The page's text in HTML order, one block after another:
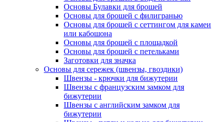
Основы Булавки для брошей
Основы для брошей с филигранью
Основы для брошей с сеттингом для камеи
или кабошона
Основы для брошей с площадкой
Основы для брошей с петельками
Заготовки для значка
Основы для сережек (швензы, гвоздики)
Швензы - крючки для бижутерии
Швензы с французским замком для
бижутерии
Швензы с английским замком для
бижутерии